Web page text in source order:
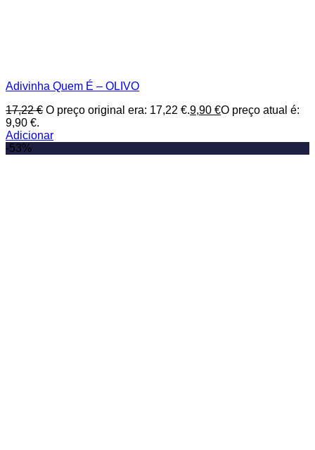
Adivinha Quem É – OLIVO
17,22€ O preço original era: 17,22 €.9,90 €O preço atual é:
9,90 €.
Adicionar
-53%